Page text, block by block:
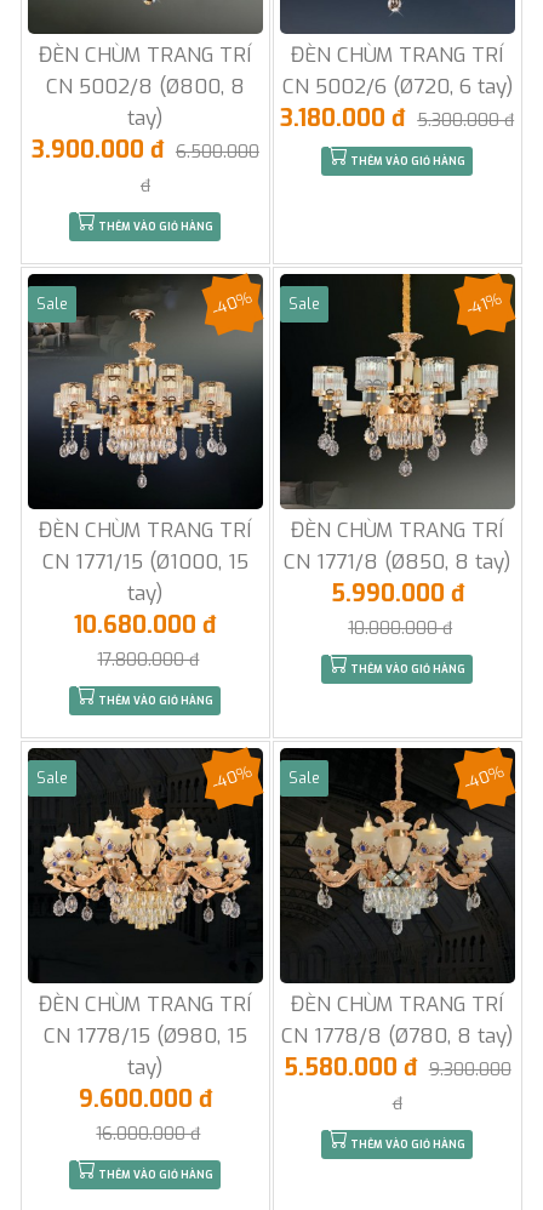
ĐÈN CHÙM TRANG TRÍ
CN 5002/8 (Ø800, 8
tay)
3.900.000 đ 6.500.000
đ
THÊM VÀO GIỎ HÀNG
ĐÈN CHÙM TRANG TRÍ
CN 5002/6 (Ø720, 6 tay)
3.180.000 đ 5.300.000 đ
THÊM VÀO GIỎ HÀNG
Sale
ĐÈN CHÙM TRANG TRÍ
CN 1771/15 (Ø1000, 15
tay)
-40%
10.680.000 đ
17.800.000 đ
THÊM VÀO GIỎ HÀNG
Sale
ĐÈN CHÙM TRANG TRÍ
CN 1771/8 (Ø850, 8 tay)
-41%
5.990.000 đ
10.000.000 đ
THÊM VÀO GIỎ HÀNG
Sale
ĐÈN CHÙM TRANG TRÍ
CN 1778/15 (Ø980, 15
tay)
-40%
9.600.000 đ
16.000.000 đ
THÊM VÀO GIỎ HÀNG
Sale
ĐÈN CHÙM TRANG TRÍ
CN 1778/8 (Ø780, 8 tay)
-40%
5.580.000 đ 9.300.000
đ
THÊM VÀO GIỎ HÀNG